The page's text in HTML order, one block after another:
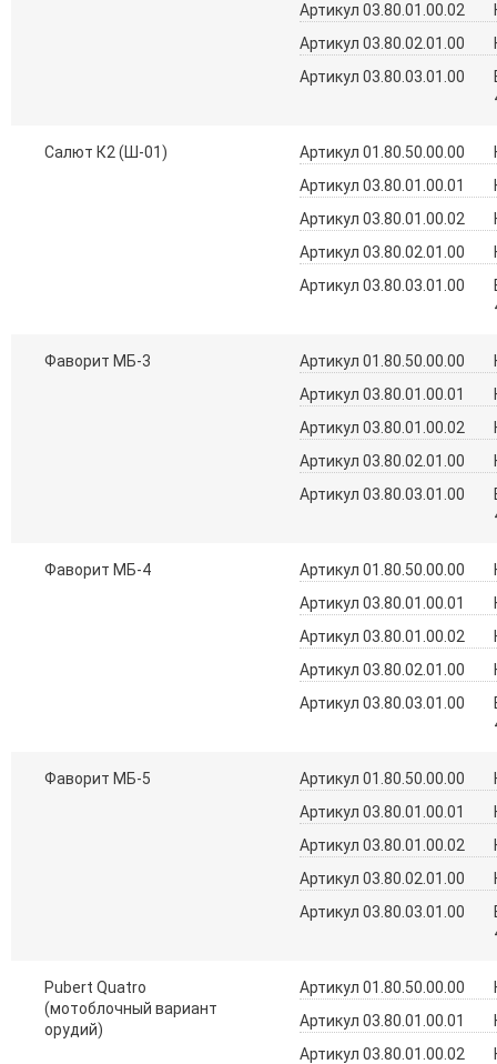
Артикул 03.80.01.00.02
Артикул 03.80.02.01.00
Артикул 03.80.03.01.00
Салют К2 (Ш-01) Артикул 01.80.50.00.00
Артикул 03.80.01.00.01
Артикул 03.80.01.00.02
Артикул 03.80.02.01.00
Артикул 03.80.03.01.00
Фаворит МБ-3 Артикул 01.80.50.00.00
Артикул 03.80.01.00.01
Артикул 03.80.01.00.02
Артикул 03.80.02.01.00
Артикул 03.80.03.01.00
Фаворит МБ-4 Артикул 01.80.50.00.00
Артикул 03.80.01.00.01
Артикул 03.80.01.00.02
Артикул 03.80.02.01.00
Артикул 03.80.03.01.00
Фаворит МБ-5 Артикул 01.80.50.00.00
Артикул 03.80.01.00.01
Артикул 03.80.01.00.02
Артикул 03.80.02.01.00
Артикул 03.80.03.01.00
Pubert Quatro
(мотоблочный вариант
орудий)
Артикул 01.80.50.00.00
Артикул 03.80.01.00.01
Артикул 03.80.01.00.02